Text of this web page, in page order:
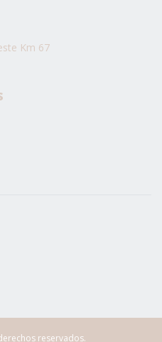
Km 67
reservados.